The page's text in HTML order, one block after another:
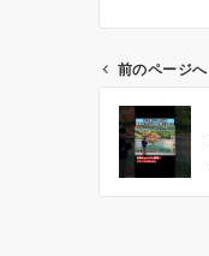
ビ
前のページへ